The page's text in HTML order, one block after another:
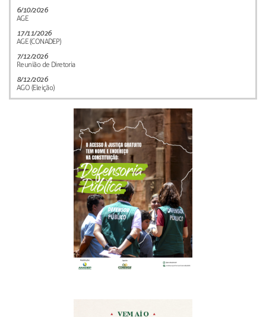
6/10/2026
AGE
17/11/2026
AGE (CONADEP)
7/12/2026
Reunião de Diretoria
8/12/2026
AGO (Eleição)